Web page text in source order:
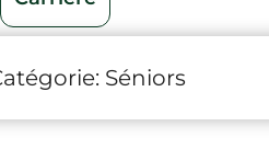
Séniors